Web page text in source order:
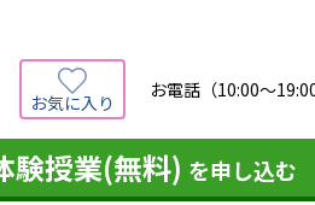
お電話（10:00～
験授業(無料) を申し込む